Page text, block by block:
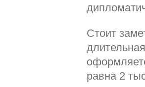
Стоит
равна 2